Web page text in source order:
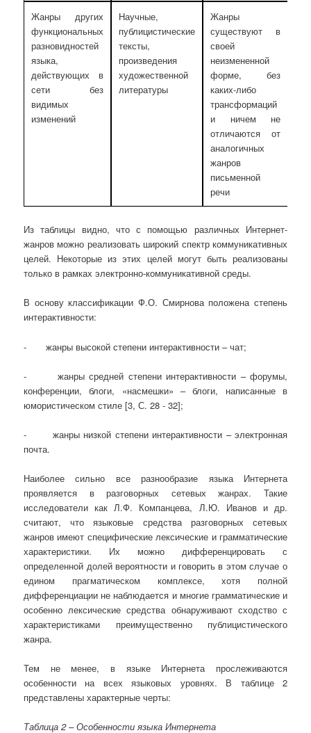
Жанры других
функциональных
разновидностей
языка,
действующих в
сети без
видимых
изменений
Научные,
публицистические
тексты,
произведения
художественной
литературы
Жанры
существуют в
своей
неизмененной
форме, без
каких-либо
трансформаций
и ничем не
отличаются от
аналогичных
жанров
письменной
речи
Из таблицы видно, что с помощью различных Интернет-
жанров можно реализовать широкий спектр коммуникативных
целей. Некоторые из этих целей могут быть реализованы
только в рамках электронно-коммуникативной среды.
В основу классификации Ф.О. Смирнова положена степень
интерактивности:
- жанры высокой степени интерактивности – чат;
- жанры средней степени интерактивности – форумы,
конференции, блоги, «насмешки» – блоги, написанные в
юмористическом стиле [3, С. 28 - 32];
- жанры низкой степени интерактивности – электронная
почта.
Наиболее сильно все разнообразие языка Интернета
проявляется в разговорных сетевых жанрах. Такие
исследователи как Л.Ф. Компанцева, Л.Ю. Иванов и др.
считают, что языковые средства разговорных сетевых
жанров имеют специфические лексические и грамматические
характеристики. Их можно дифференцировать с
определенной долей вероятности и говорить в этом случае о
едином прагматическом комплексе, хотя полной
дифференциации не наблюдается и многие грамматические и
особенно лексические средства обнаруживают сходство с
характеристиками преимущественно публицистического
жанра.
Тем не менее, в языке Интернета прослеживаются
особенности на всех языковых уровнях. В таблице 2
представлены характерные черты:
Таблица 2 – Особенности языка Интернета